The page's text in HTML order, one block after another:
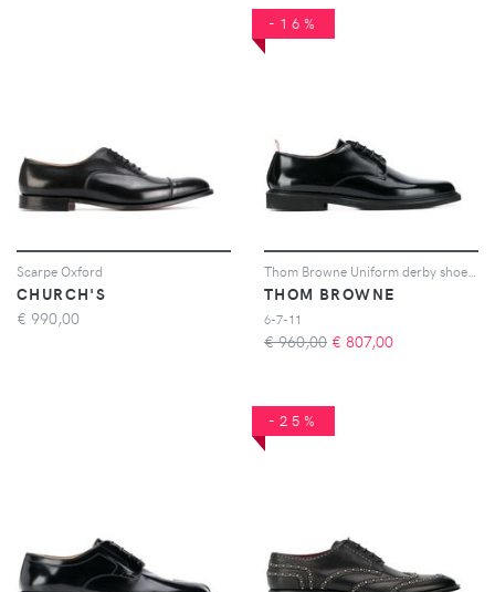
Scarpe Oxford
CHURCH'S
€ 990,00
-16%
Thom Browne Uniform derby shoes - Nero
THOM BROWNE
6-7-11
€ 960,00 € 807,00
-25%